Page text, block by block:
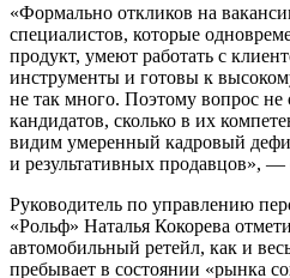
«Формально откликов на
специалистов, которые
продукт, умеют работать с
инструменты и готовы к
не так много. Поэтому вопрос не
кандидатов, сколько в их
видим умеренный кадровый
и результативных продавцов»,
Руководитель по управлению
«Рольф» Наталья Кокорева
автомобильный ретейл, как и
пребывает в состоянии «рынка